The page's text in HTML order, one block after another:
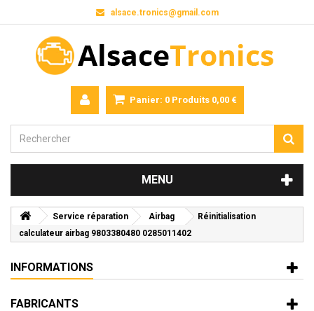
alsace.tronics@gmail.com
Panier: 0 Produits 0,00 €
MENU
Service réparation Airbag
Réinitialisation
calculateur airbag 9803380480 0285011402
INFORMATIONS
FABRICANTS